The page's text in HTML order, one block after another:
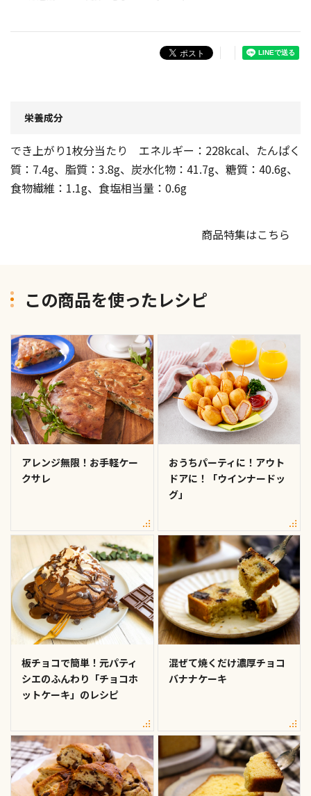
栄養成分
でき上がり1枚分当たり エネルギー：228kcal、たんぱく
質：7.4g、脂質：3.8g、炭水化物：41.7g、糖質：40.6g、
食物繊維：1.1g、食塩相当量：0.6g
商品特集はこちら
この商品を使ったレシピ
アレンジ無限！お手軽ケー
クサレ
おうちパーティに！アウト
ドアに！「ウインナードッ
グ」
板チョコで簡単！元パティ
シエのふんわり「チョコホ
ットケーキ」のレシピ
混ぜて焼くだけ濃厚チョコ
バナナケーキ